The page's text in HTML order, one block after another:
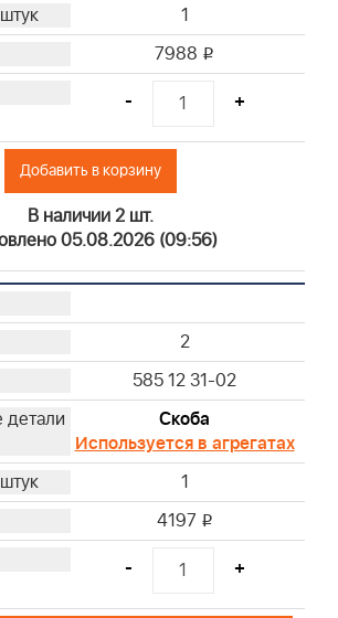
35
39
50
1
7988 i
- +
Добавить в корзину
В наличии 2 шт.
05.08.2026 (09:56)
2
585 12 31-02
Скоба
Используется в агрегатах
1
4197 i
- +